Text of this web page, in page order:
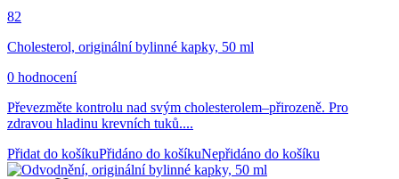
82
Cholesterol, originální bylinné kapky, 50 ml
0 hodnocení
Převezměte kontrolu nad svým cholesterolem–přirozeně. Pro
zdravou hladinu krevních tuků....
Přidat do košíkuPřidáno do košíkuNepřidáno do košíku